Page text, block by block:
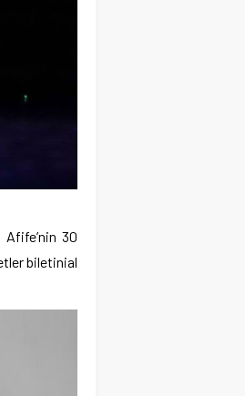
Afife’nin 30
biletinial